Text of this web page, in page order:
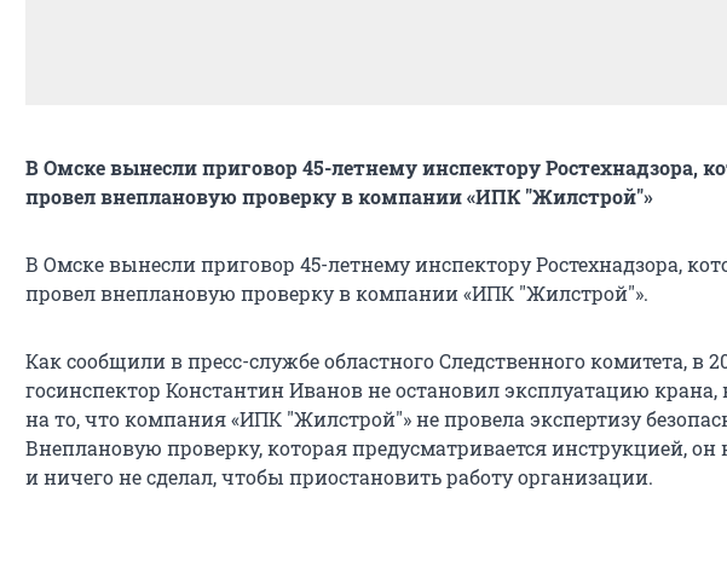
В Омске вынесли приговор 45-летнему инспектору Ростехнадзора,
провел внеплановую проверку в компании «ИПК "Жилстрой"»
В Омске вынесли приговор 45-летнему инспектору Ростехнадзора,
провел внеплановую проверку в компании «ИПК "Жилстрой"».
Как сообщили в пресс-службе областного Следственного комитета, в
госинспектор Константин Иванов не остановил эксплуатацию крана,
на то, что компания «ИПК "Жилстрой"» не провела экспертизу
Внеплановую проверку, которая предусматривается инструкцией, он
и ничего не сделал, чтобы приостановить работу организации.